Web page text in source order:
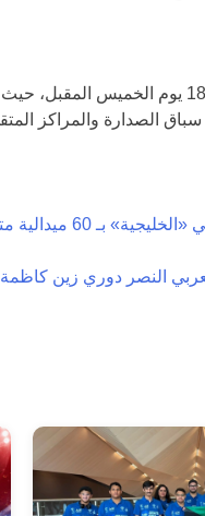
وتنطلق منافسات الجولة 18
الصدارة والمراكز
بـ 60 ميدالية متنوعة
النصر دوري زين كاظمة